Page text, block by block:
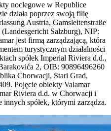
noclegowe w Republice
działa poprzez swoją filię
Austria, Gamsleitenstraße
Salzburg), NIP:
jest firmą zarządzającą, która
turystycznym działalności
spółek Imperial Riviera d.d.,
2, OIB: 90896496260
Chorwacji, Stari Grad,
Pojęcie obiekty Valamar
Riviera d.d. w Chorwacji i
spółek, którymi zarządza.